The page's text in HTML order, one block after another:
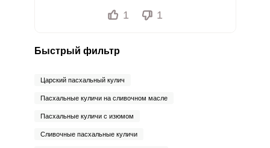
1 1
Быстрый фильтр
Царский пасхальный кулич
Пасхальные куличи на сливочном масле
Пасхальные куличи с изюмом
Сливочные пасхальные куличи